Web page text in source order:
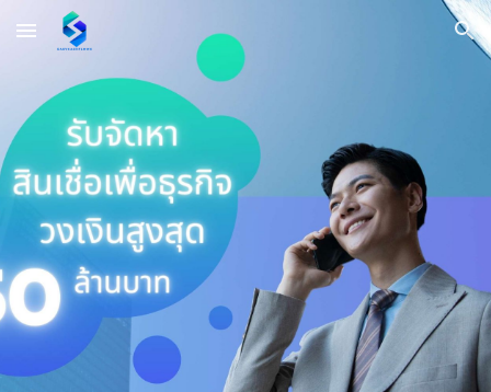
Skip to main content Skip to navigation